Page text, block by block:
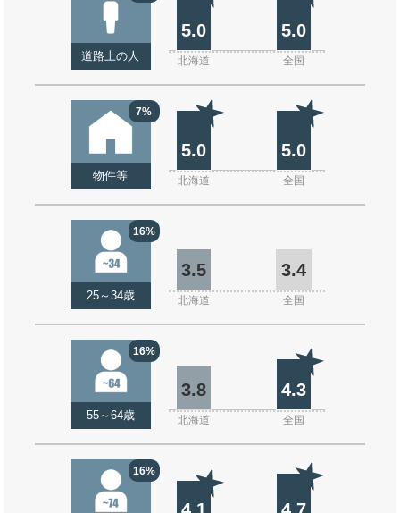
道路上の人
5.0 5.0
北海道 全国
7%
物件等
5.0 5.0
北海道 全国
16%
25～34歳
3.5 3.4
北海道 全国
16%
55～64歳
3.8 4.3
北海道 全国
16%